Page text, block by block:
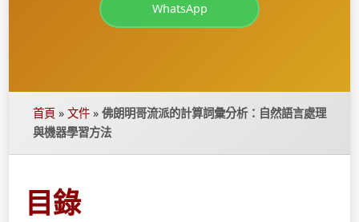
WhatsApp
首頁 » 文件 » 佛朗明哥流派的計算詞彙分析：自然語言處理
與機器學習方法
目錄